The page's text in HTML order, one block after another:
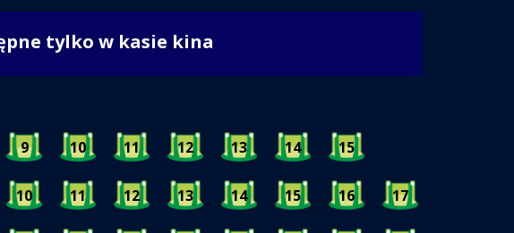
tylko w kasie kina
9 10 11 12 13 14
15
10 11 12 13 14 15 16
17